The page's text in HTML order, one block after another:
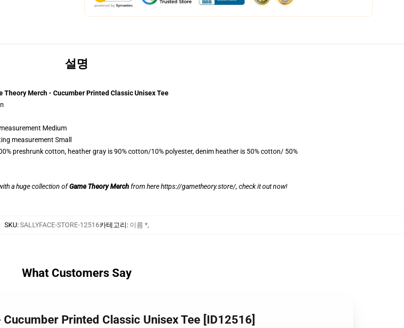
설명
Theory Merch - Cucumber Printed Classic Unisex Tee
Medium
measurement Small
preshrunk cotton, heather gray is 90% cotton/10% polyester, denim heather is 50% cotton/ 50%
a huge collection ofGame Theory Merchfrom herehttps://gametheory.store/, check it out now!
SKU:SALLYFACE-STORE-12516카테고리: 이름 *,
What Customers Say
Printed Classic Unisex Tee [ID12516]